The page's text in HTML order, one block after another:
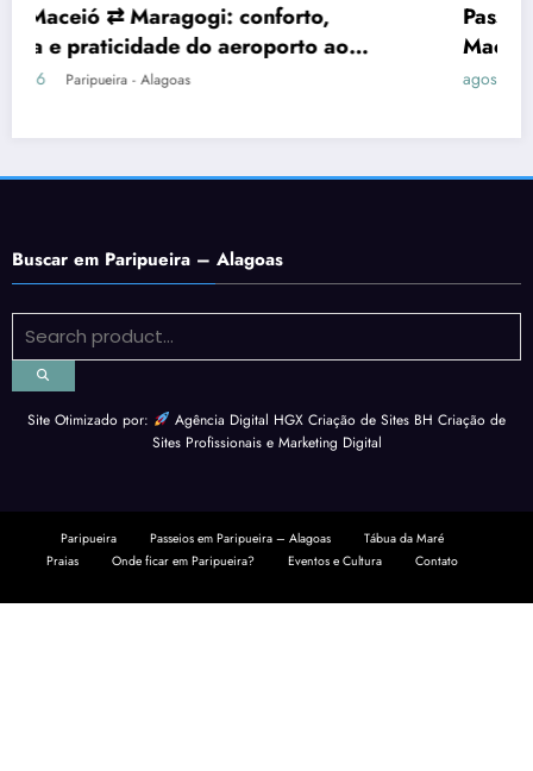
Passeio para a Praia do Patacho saindo de
Maceió: transporte e dia de praia
agosto 2, 2026 Paripueira - Alagoas
Buscar em Paripueira – Alagoas
Site Otimizado por: Agência Digital HGX Criação de Sites BH Criação de
Sites Profissionaise Marketing Digital
Paripueira Passeios em Paripueira – Alagoas
Tábua da Maré
Praias
Onde ficar em Paripueira? Eventos e Cultura Contato